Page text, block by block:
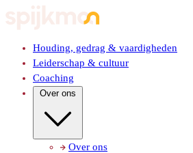
Houding, gedrag & vaardigheden
Leiderschap & cultuur
Coaching
Over ons
Over ons